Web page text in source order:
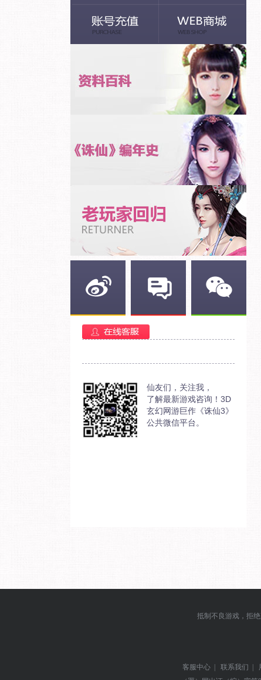
仙友们，关注我，
了解最新游戏咨询！3D
玄幻网游巨作《诛仙3》
公共微信平台。
抵制不良游戏，拒
客服中心 | 联系我们 |